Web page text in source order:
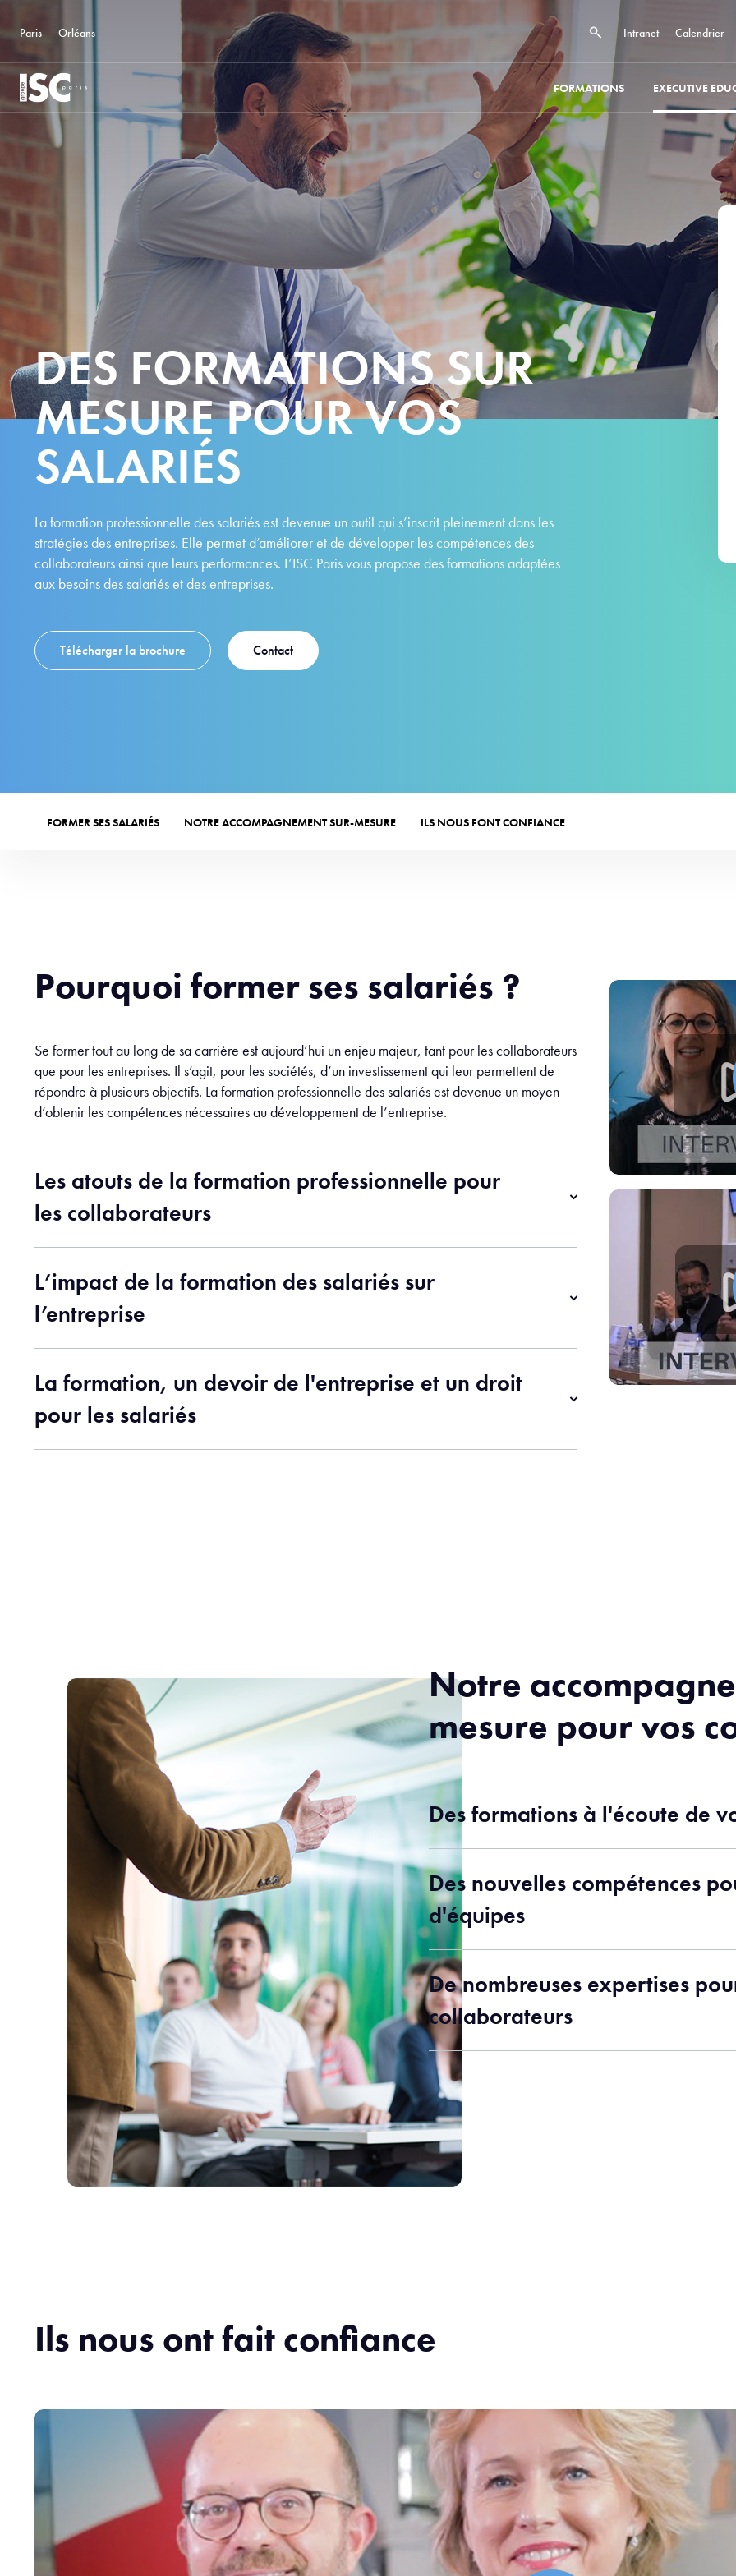
Paris Orléans Intranet Calendrier
FORMATIONS EXECUTIVE
DES FORMATIONS SUR
MESURE POUR VOS
SALARIÉS
La formation professionnelle des salariés est devenue un outil qui s’inscrit pleinement dans les
stratégies des entreprises. Elle permet d’améliorer et de développer les compétences des
collaborateurs ainsi que leurs performances. L’ISC Paris vous propose des formations adaptées
aux besoins des salariés et des entreprises.
Télécharger la brochure Contact
FORMER SES SALARIÉS NOTRE ACCOMPAGNEMENT SUR-MESURE ILS NOUS FONT CONFIANCE
Pourquoi former ses salariés ?
Se former tout au long de sa carrière est aujourd’hui un enjeu majeur, tant pour les collaborateurs
que pour les entreprises. Il s’agit, pour les sociétés, d’un investissement qui leur permettent de
répondre à plusieurs objectifs. La formation professionnelle des salariés est devenue un moyen
d’obtenir les compétences nécessaires au développement de l’entreprise.
Les atouts de la formation professionnelle pour
les collaborateurs
L’impact de la formation des salariés sur
l’entreprise
La formation, un devoir de l'entreprise et un droit
pour les salariés
Notre
mesure pour vos
Des formations à l'écoute de
Des nouvelles compétences
d'équipes
De nombreuses expertises
collaborateurs
Ils nous ont fait confiance